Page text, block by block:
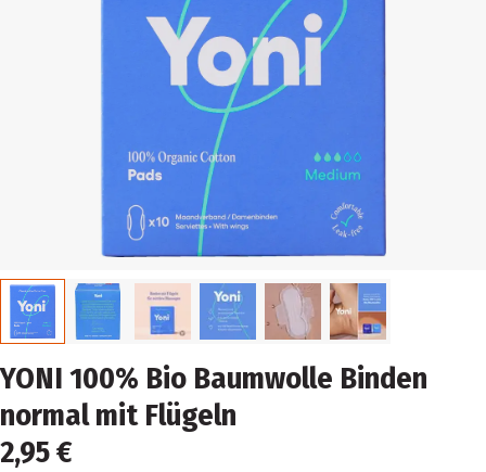
YONI 100% Bio Baumwolle Binden
normal mit Flügeln
2,95 €